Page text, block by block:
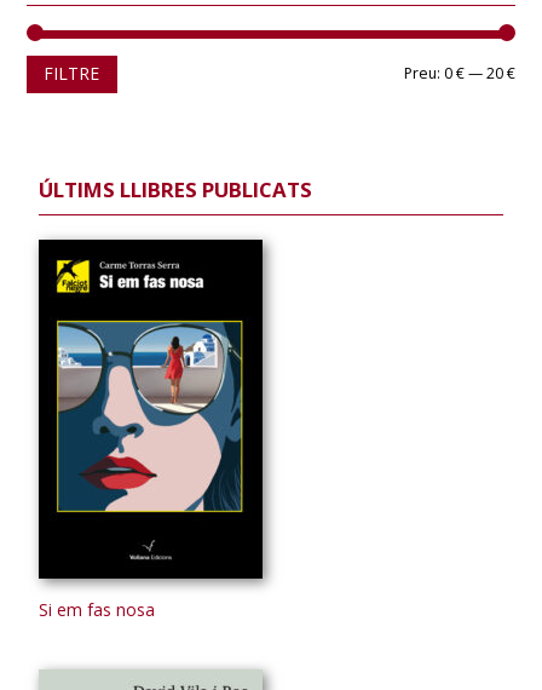
FILTRE Preu: 0 €—20 €
ÚLTIMS LLIBRES PUBLICATS
Si em fas nosa